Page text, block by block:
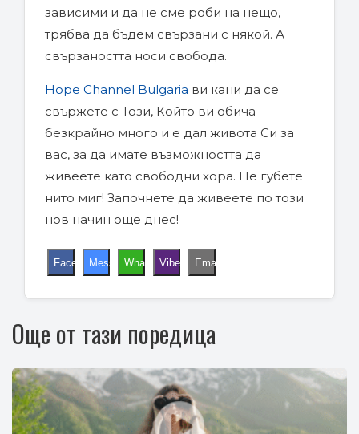
зависими и да не сме роби на нещо,
трябва да бъдем свързани с някой. А
свързаността носи свобода.
Hope Channel Bulgaria ви кани да се
свържете с Този, Който ви обича
безкрайно много и е дал живота Си за
вас, за да имате възможността да
живеете като свободни хора. Не губете
нито миг! Започнете да живеете по този
нов начин още днес!
FacebookMessengerWhatsApp
Viber Email
Още от тази поредица